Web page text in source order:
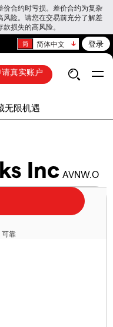
价合约时亏损。差价合约为复杂
风险。请您在交易前充分了解差
损失的高风险。
简体中文 登录
请真实账户
无限机遇
Inc AVNW.O
可靠